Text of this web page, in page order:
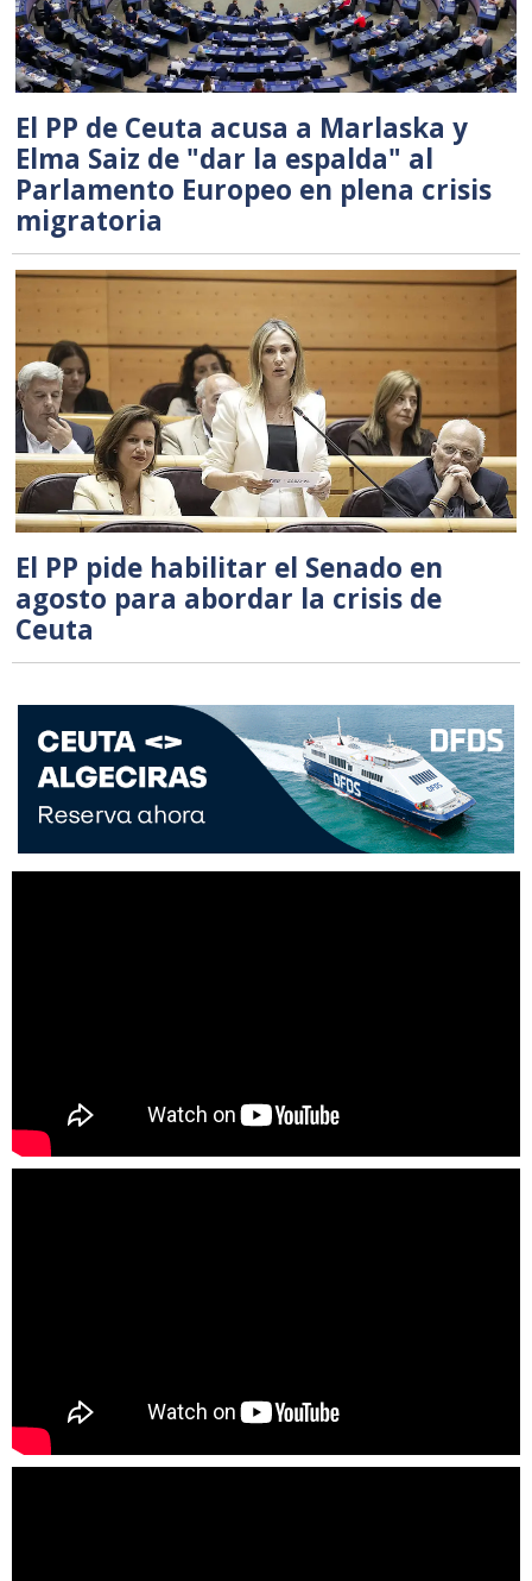
El PP de Ceuta acusa a Marlaska y
Elma Saiz de "dar la espalda" al
Parlamento Europeo en plena crisis
migratoria
El PP pide habilitar el Senado en
agosto para abordar la crisis de
Ceuta